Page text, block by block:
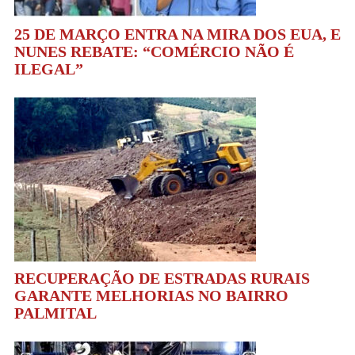
25 DE MARÇO ENTRA NA MIRA DOS EUA, E
NUNES REBATE: “COMÉRCIO NÃO É
ILEGAL”
RECUPERAÇÃO DE ESTRADAS RURAIS
GARANTE MELHORIAS NO BAIRRO
PALMITAL